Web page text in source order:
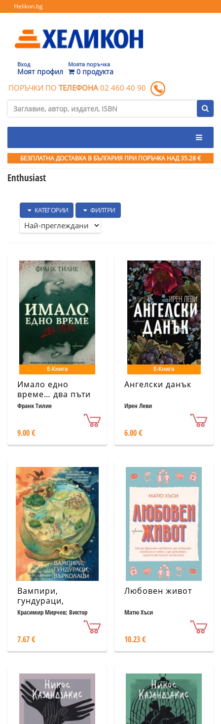
Helikon.bg
Вход
Моят профил
Моята поръчка
0 продукта
ПОРЪЧКИ ПО ТЕЛЕФОНА 02 460 40 90
БЕЗПЛАТНА ДОСТАВКА В БЪЛГАРИЯ ПРИ ПОРЪЧКА НАД 35.28 €
Enthusiast
КАТЕГОРИИ ФИЛТРИ
Е-Книга
Имало едно
време… два пъти
Франк Тилие
9.00 €
Е-Книга
Ангелски данък
Ирен Леви
6.00 €
Вампири,
гундураци,
върколаци
Красимир Мирчев; Виктор
7.67 €
Любовен живот
Матю Хъси
10.23 €